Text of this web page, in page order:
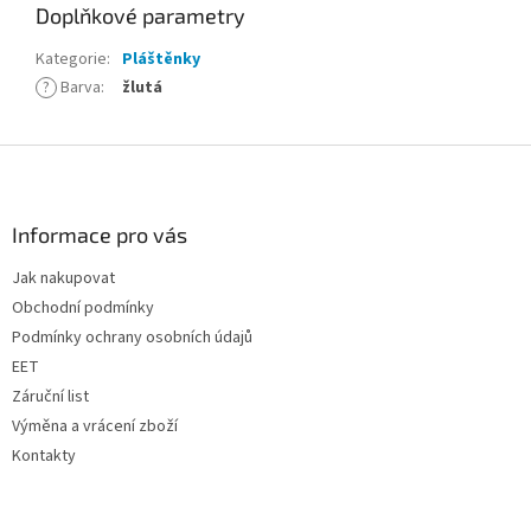
Doplňkové parametry
Kategorie: Pláštěnky
? Barva: žlutá
Informace pro vás
Jak nakupovat
Obchodní podmínky
Podmínky ochrany osobních údajů
EET
Záruční list
Výměna a vrácení zboží
Kontakty